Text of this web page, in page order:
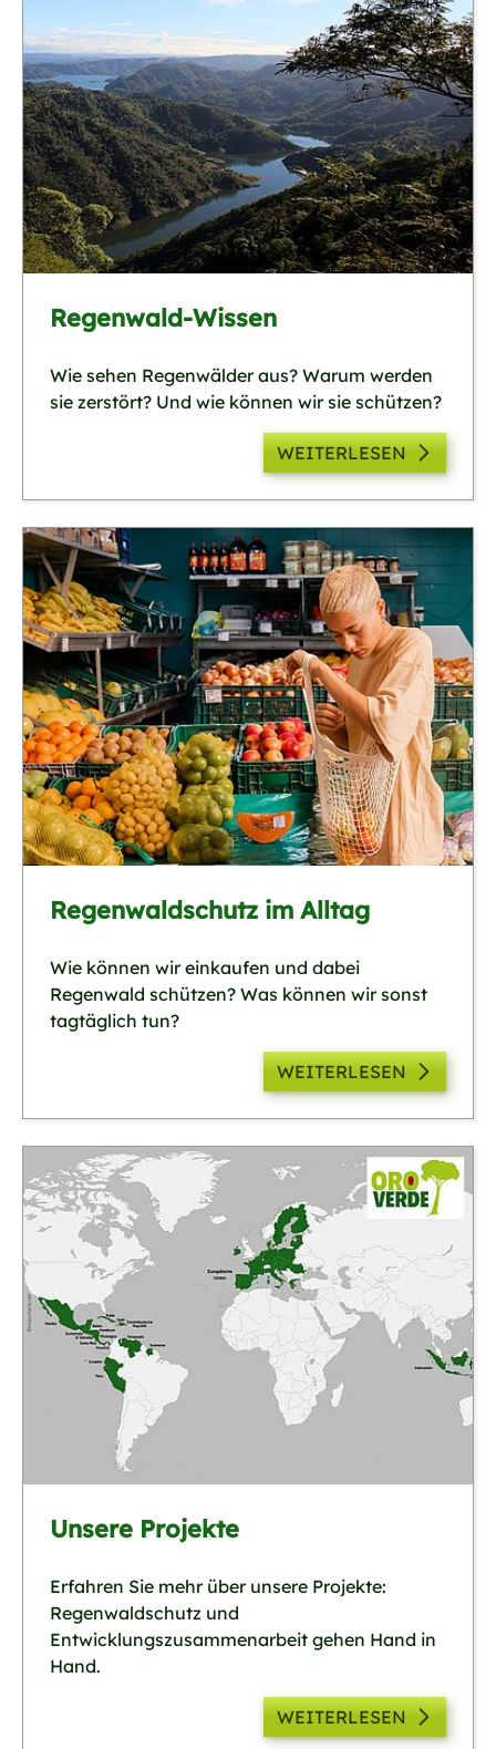
Regenwald-Wissen
Wie sehen Regenwälder aus? Warum werden
sie zerstört? Und wie können wir sie schützen?
WEITERLESEN
Regenwaldschutz im Alltag
Wie können wir einkaufen und dabei
Regenwald schützen? Was können wir sonst
tagtäglich tun?
WEITERLESEN
Unsere Projekte
Erfahren Sie mehr über unsere Projekte:
Regenwaldschutz und
Entwicklungszusammenarbeit gehen Hand in
Hand.
WEITERLESEN